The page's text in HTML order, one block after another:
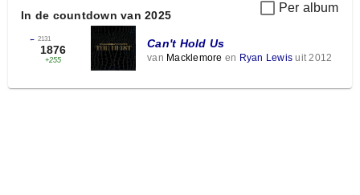
Per album
In de countdown van 2025
← 2131
1876
+255
Can't Hold Us
van Macklemore en Ryan Lewis uit 2012